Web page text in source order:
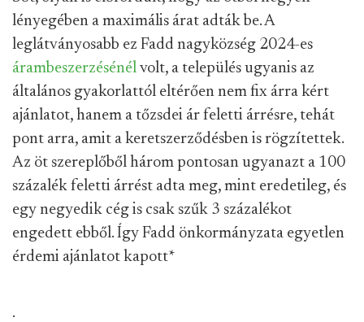
lényegében a maximális árat adták be. A
leglátványosabb ez Fadd nagyközség 2024-es
árambeszerzésénél volt, a település ugyanis az
általános gyakorlattól eltérően nem fix árra kért
ajánlatot, hanem a tőzsdei ár feletti árrésre, tehát
pont arra, amit a keretszerződésben is rögzítettek.
Az öt szereplőből három pontosan ugyanazt a 100
százalék feletti árrést adta meg, mint eredetileg, és
egy negyedik cég is csak szűk 3 százalékot
engedett ebből. Így Fadd önkormányzata egyetlen
érdemi ajánlatot kapott*
.